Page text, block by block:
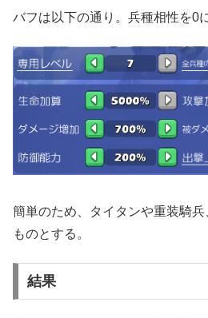
バフは以下の通り。兵種相性を0
簡単のため、タイタンや重装騎
ものとする。
結果